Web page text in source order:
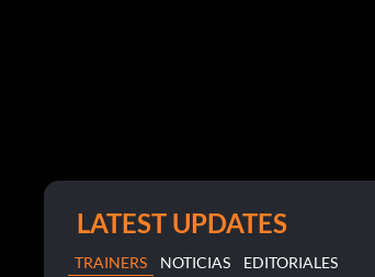
LATEST UPDATES
TRAINERS NOTICIAS
EDITORIALES